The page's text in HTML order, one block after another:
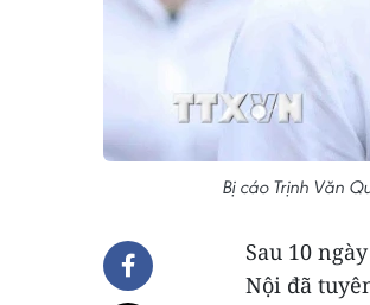
Bị cáo Trịnh Văn
Sau 10
Nội đã